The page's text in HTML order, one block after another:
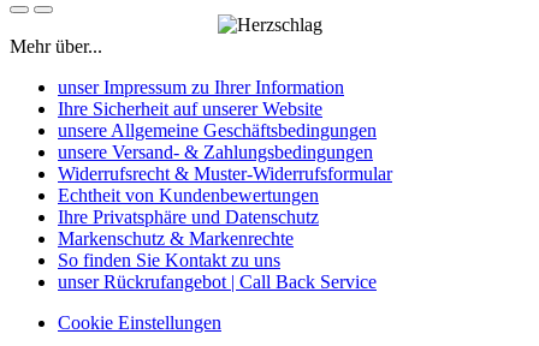
Mehr über...
unser Impressum zu Ihrer Information
Ihre Sicherheit auf unserer Website
unsere Allgemeine Geschäftsbedingungen
unsere Versand- & Zahlungsbedingungen
Widerrufsrecht & Muster-Widerrufsformular
Echtheit von Kundenbewertungen
Ihre Privatsphäre und Datenschutz
Markenschutz & Markenrechte
So finden Sie Kontakt zu uns
unser Rückrufangebot | Call Back Service
Cookie Einstellungen